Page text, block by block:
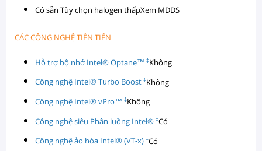
Có sẵn Tùy chọn halogen thấpXem MDDS
CÁC CÔNG NGHỆ TIÊN TIẾN
Hỗ trợ bộ nhớ Intel® Optane™ ‡Không
Công nghệ Intel® Turbo Boost ‡Không
Công nghệ Intel® vPro™ ‡Không
Công nghệ siêu Phân luồng Intel® ‡Có
Công nghệ ảo hóa Intel® (VT-x) ‡Có